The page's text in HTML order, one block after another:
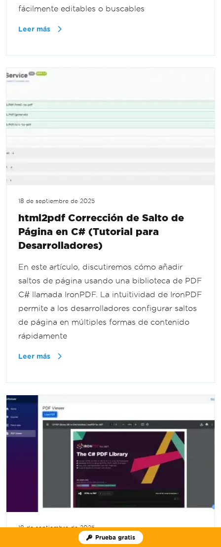
fácilmente editables o buscables
Leer más
18 de septiembre de 2025
html2pdf Corrección de Salto de
Página en C# (Tutorial para
Desarrolladores)
En este artículo, discutiremos cómo añadir
saltos de página usando una biblioteca de PDF
C# llamada IronPDF. La intuitividad de IronPDF
permite a los desarrolladores configurar saltos
de página en múltiples formas de contenido
rápidamente
Leer más
18 de septiembre de 2025
Cómo Convertir HTML a PDF C# Sin
Prueba gratis